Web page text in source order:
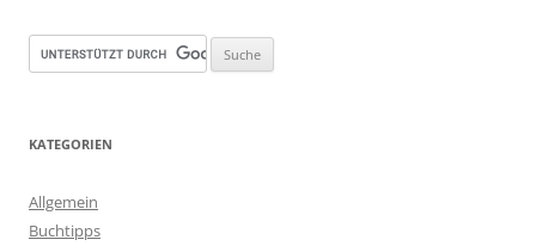
KATEGORIEN
Allgemein
Buchtipps